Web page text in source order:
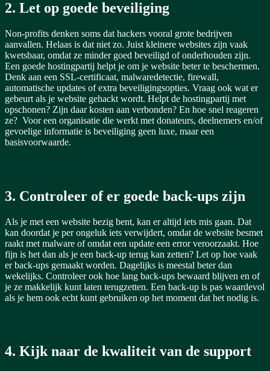
2. Let op goede beveiliging
Non-profits denken soms dat hackers vooral grote bedrijven
aanvallen. Helaas is dat niet zo. Juist kleinere websites zijn vaak
kwetsbaar, omdat ze minder goed beveiligd of onderhouden zijn.
Een goede hostingpartij helpt je om je website beter te beschermen.
Denk aan een SSL-certificaat, malwaredetectie, firewall,
automatische updates of extra beveiligingsopties. Vraag ook wat er
gebeurt als je website gehackt wordt. Helpt de hostingpartij met
opschonen? Zijn daar kosten aan verbonden? En hoe snel reageren
ze? Voor een organisatie die werkt met donateurs, deelnemers en/of
gevoelige informatie is beveiliging geen luxe, maar een
basisvoorwaarde.
3. Controleer of er goede back-ups zijn
Als je met een website bezig bent, kan er altijd iets mis gaan. Dat
kan doordat je per ongeluk iets verwijdert, omdat de website besmet
raakt met malware of omdat een update een error veroorzaakt. Hoe
fijn is het dan als je een back-up terug kan zetten? Let op hoe vaak
er back-ups gemaakt worden. Dagelijks is meestal beter dan
wekelijks. Controleer ook hoe lang back-ups bewaard blijven en of
je ze makkelijk kunt laten terugzetten. Een back-up is pas waardevol
als je hem ook echt kunt gebruiken op het moment dat het nodig is.
4. Kijk naar de kwaliteit van de support